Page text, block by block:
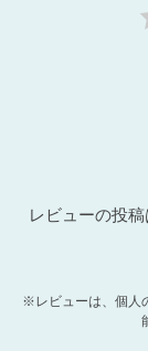
レビューの投
※レビューは、個人